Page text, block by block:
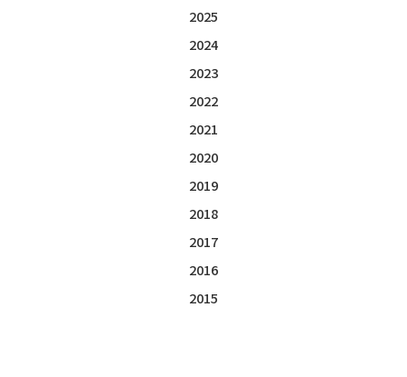
2025
2024
2023
2022
2021
2020
2019
2018
2017
2016
2015